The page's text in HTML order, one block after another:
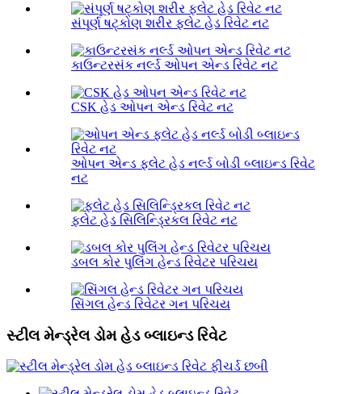
સંપૂર્ણ ષટ્કોણ શરીર ફ્લેટ હેડ રિવેટ નટ
કાઉન્ટરસંક નર્લ્ડ ઓપન એન્ડ રિવેટ નટ
CSK હેડ ઓપન એન્ડ રિવેટ નટ
ઓપન એન્ડ ફ્લેટ હેડ નર્લ્ડ બોડી બ્લાઇન્ડ રિવેટ
નટ
ફ્લેટ હેડ સિલિન્ડ્રિકલ રિવેટ નટ
ડબલ કોર પુલિંગ હેન્ડ રિવેટર પરિચય
સિંગલ હેન્ડ રિવેટર ગન પરિચય
સ્ટીલ મેન્ડ્રેલ ડોમ હેડ બ્લાઇન્ડ રિવેટ